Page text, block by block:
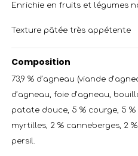
Enrichie en fruits et légumes
Texture pâtée très appétente
Composition
73,9 % d’agneau (viande
d’agneau, foie d’agneau,
patate douce, 5 % courge, 5 %
myrtilles, 2 % canneberges, 2
persil.